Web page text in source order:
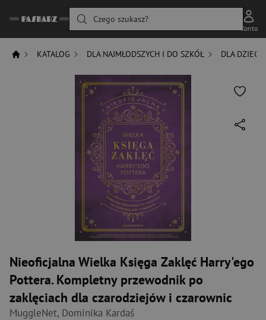
Czego szukasz?
Konto
KATALOG DLA NAJMŁODSZYCH I DO SZKÓŁ DLA DZIECI
Nieoficjalna Wielka Księga Zaklęć Harry'ego
Pottera. Kompletny przewodnik po
zaklęciach dla czarodziejów i czarownic
MuggleNet, Dominika Kardaś